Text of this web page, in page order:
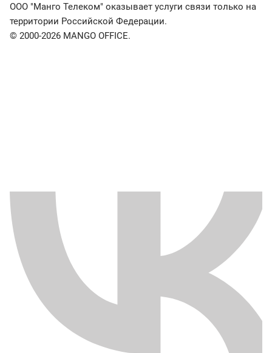
ООО "Манго Телеком" оказывает услуги связи только на
территории Российской Федерации.
© 2000-2026 MANGO OFFICE.